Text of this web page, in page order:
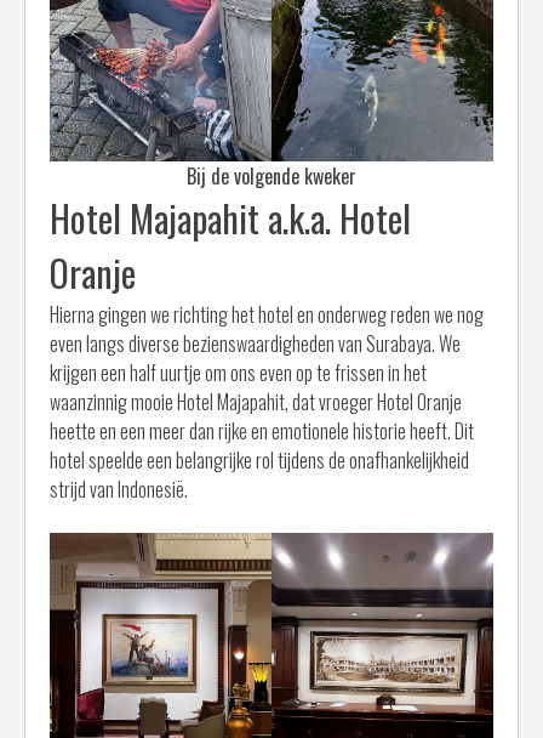
Bij de volgende kweker
Hotel Majapahit a.k.a. Hotel
Oranje
Hierna gingen we richting het hotel en onderweg reden we nog
even langs diverse bezienswaardigheden van Surabaya. We
krijgen een half uurtje om ons even op te frissen in het
waanzinnig mooie Hotel Majapahit, dat vroeger Hotel Oranje
heette en een meer dan rijke en emotionele historie heeft. Dit
hotel speelde een belangrijke rol tijdens de onafhankelijkheid
strijd van Indonesië.